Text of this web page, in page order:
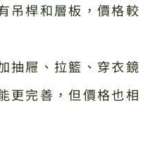
吊桿和層板，價格較
抽屜、拉籃、穿衣鏡
更完善，但價格也相